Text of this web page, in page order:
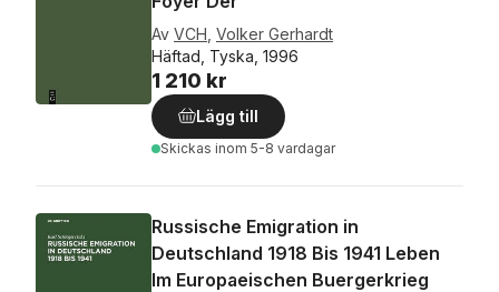
Av VCH Volker Gerhardt
Häftad, Tyska, 1996
1 210 kr
Lägg till
Skickas inom 5-8 vardagar
Russische Emigration in
Deutschland 1918 Bis 1941 Leben
Im Europaeischen Buergerkrieg